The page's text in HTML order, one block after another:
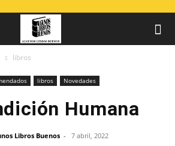
libros
libros Novedades
Humana
Libros Buenos - 7 abril, 2022